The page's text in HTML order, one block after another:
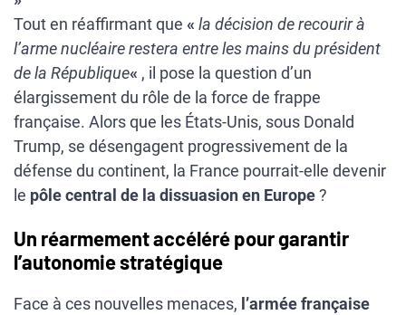
Tout en réaffirmant que « la décision de recourir à
l’arme nucléaire restera entre les mains du président
de la République« , il pose la question d’un
élargissement du rôle de la force de frappe
française. Alors que les États-Unis, sous Donald
Trump, se désengagent progressivement de la
défense du continent, la France pourrait-elle devenir
le pôle central de la dissuasion en Europe?
Un réarmement accéléré pour garantir
l’autonomie stratégique
Face à ces nouvelles menaces, l’armée française